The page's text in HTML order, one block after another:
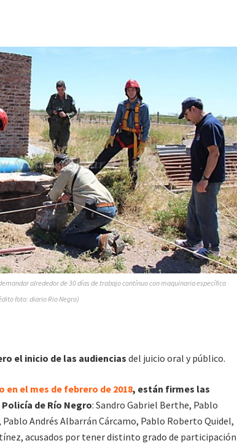
alrededor de 30 días de trabajo contínuo con maquinaria específica
foto: diario Rio Negro)
el inicio de las audienciasdel juicio oral y público.
el mes de febrero de 2018, están firmes las
de Río Negro: Sandro Gabriel Berthe, Pablo
Andrés Albarrán Cárcamo, Pablo Roberto Quidel,
acusados por tener distinto grado de participación